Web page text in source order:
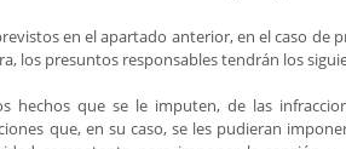
en el apartado anterior, en el caso de
los presuntos responsables tendrán los
hechos que se le imputen, de las
que, en su caso, se les pudieran